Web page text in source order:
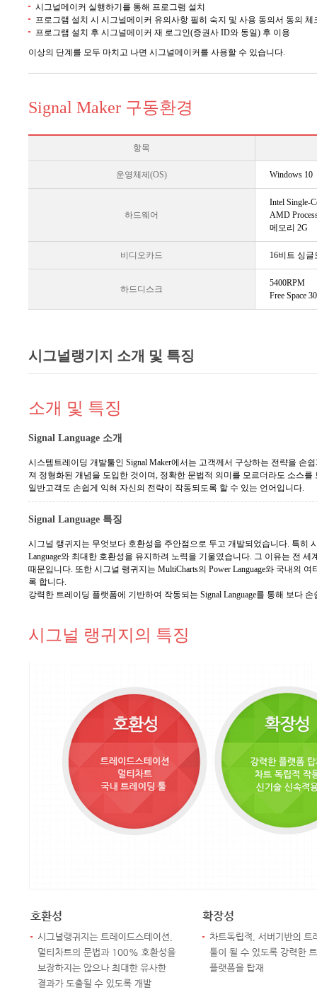
시그널메이커 실행하기를 통해 프로그램 설치
프로그램 설치 시 시그널메이커 유의사항 필히 숙지 및 사용 동의서 동의 체
프로그램 설치 후 시그널메이커 재 로그인(증권사 ID와 동일) 후 이용
이상의 단계를 모두 마치고 나면 시그널메이커를 사용할 수 있습니다.
Signal Maker 구동환경
항목
운영체제(OS) Windows 10
하드웨어
Intel Single-
AMD
메모리 2G
비디오카드 16비트 싱
하드디스크
5400RPM
Free Space
시그널랭기지 소개 및 특징
소개 및 특징
Signal Language 소개
시스템트레이딩 개발툴인 Signal Maker에서는 고객께서 구상하는 전략을 손
져 정형화된 개념을 도입한 것이며, 정확한 문법적 의미를 모르더라도 소스
일반고객도 손쉽게 익혀 자신의 전략이 작동되도록 할 수 있는 언어입니다.
Signal Language 특징
시그널 랭귀지는 무엇보다 호환성을 주안점으로 두고 개발되었습니다. 특히
Language와 최대한 호환성을 유지하려 노력을 기울였습니다. 그 이유는 전
때문입니다. 또한 시그널 랭귀지는 MultiCharts의 Power Language와 국내의
록 합니다.
강력한 트레이딩 플랫폼에 기반하여 작동되는 Signal Language를 통해 보다
시그널 랭귀지의 특징